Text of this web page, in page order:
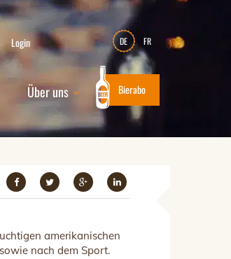
Login DE FR
Über uns Bierabo
amerikanischen
nach dem Sport.